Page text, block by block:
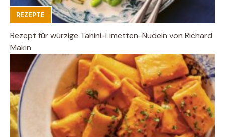
REZEPTE
Rezept für würzige Tahini-Limetten-Nudeln von Richard
Makin